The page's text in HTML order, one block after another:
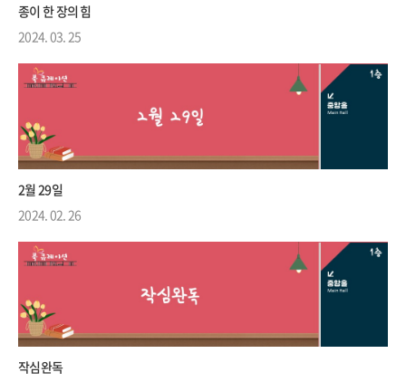
종이 한 장의 힘
2024. 03. 25
2월 29일
2024. 02. 26
작심완독